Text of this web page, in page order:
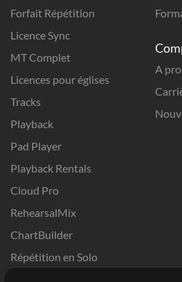
Forfait Répétition
Licence Sync
MT Complet
Licences pour églises
Tracks
Playback
Pad Player
Playback Rentals
Cloud Pro
RehearsalMix
ChartBuilder
Répétition en Solo
A